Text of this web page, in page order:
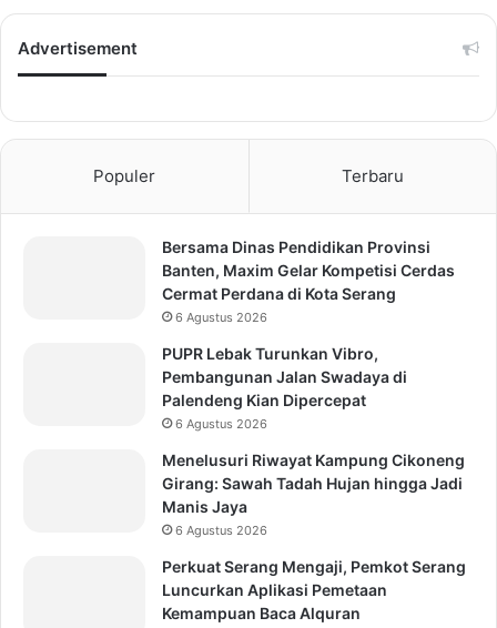
Advertisement
Populer Terbaru
Bersama Dinas Pendidikan Provinsi
Banten, Maxim Gelar Kompetisi Cerdas
Cermat Perdana di Kota Serang
6 Agustus 2026
PUPR Lebak Turunkan Vibro,
Pembangunan Jalan Swadaya di
Palendeng Kian Dipercepat
6 Agustus 2026
Menelusuri Riwayat Kampung Cikoneng
Girang: Sawah Tadah Hujan hingga Jadi
Manis Jaya
6 Agustus 2026
Perkuat Serang Mengaji, Pemkot Serang
Luncurkan Aplikasi Pemetaan
Kemampuan Baca Alquran